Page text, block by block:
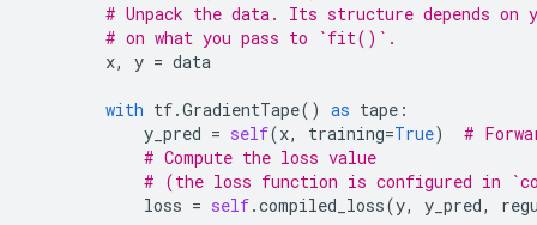
# Unpack the data. Its structure depends on
# on what you pass to `fit()`.
x, y = data
with tf.GradientTape() as tape :
y_pred = self(x, training=True)
#
# Compute the loss value
# (the loss function is configured in
loss = self.compiled_loss(y, y_pred,